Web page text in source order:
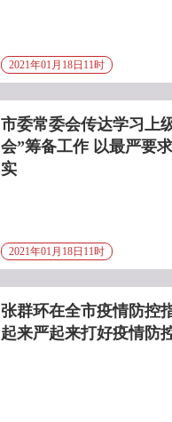
2021年01月18日11时
市委常委会传达学习上
会”筹备工作 以最严要
实
2021年01月18日11时
张群环在全市疫情防控
起来严起来打好疫情防